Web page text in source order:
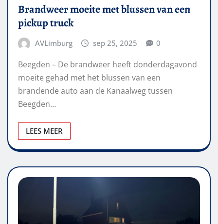
Brandweer moeite met blussen van een
pickup truck
AVLimburg sep 25, 2025 0
Beegden – De brandweer heeft donderdagavond
moeite gehad met het blussen van een
brandende auto aan de Kanaalweg tussen
Beegden…
LEES MEER